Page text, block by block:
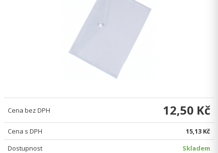
Cena bez DPH 12,50 Kč
Cena s DPH
15,13 Kč
Dostupnost
Skladem